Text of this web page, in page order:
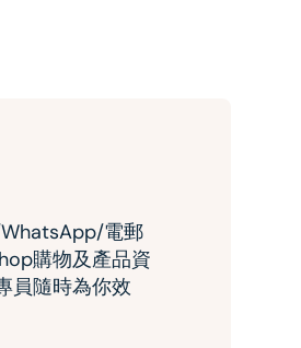
電郵
購物及產品資
員隨時為你效